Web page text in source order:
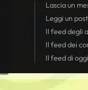
Lascia un
Leggi un
Il feeddegli
Il feeddei
Il feeddi